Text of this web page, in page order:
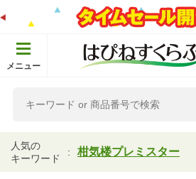
メニュー
人気の
キーワード
柑気楼プレミスター